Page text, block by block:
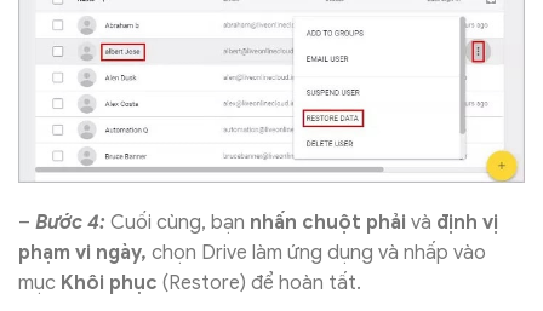
– Bước 4: Cuối cùng, bạn nhấn chuột phải và định vị
phạm vi ngày, chọn Drive làm ứng dụng và nhấp vào
mục Khôi phục (Restore) để hoàn tất.